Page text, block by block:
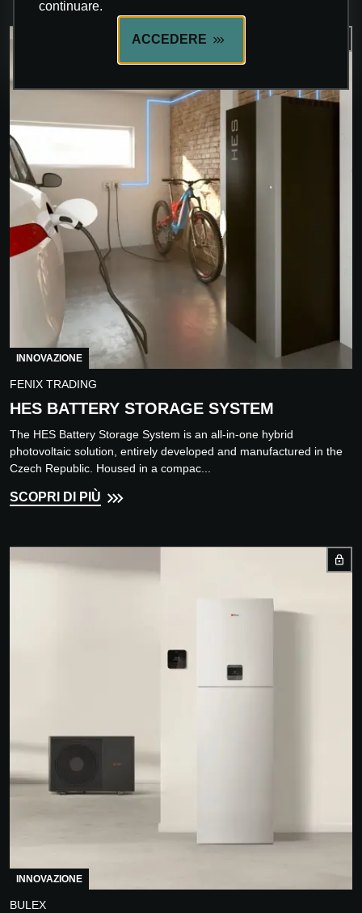
continuare.
ACCEDERE
INNOVAZIONE
FENIX TRADING
HES BATTERY STORAGE SYSTEM
The HES Battery Storage System is an all-in-one hybrid
photovoltaic solution, entirely developed and manufactured in the
Czech Republic. Housed in a compac...
SCOPRI DI PIÙ
INNOVAZIONE
BULEX